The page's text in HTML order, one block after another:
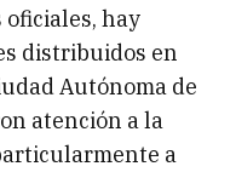
oficiales, hay
distribuidos en
Autónoma de
atención a la
a